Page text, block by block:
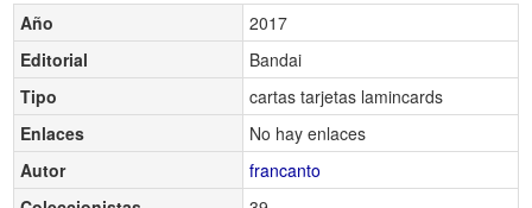
Año
2017
Editorial
Bandai
Tipo
cartas tarjetas lamincards
Enlaces
No hay enlaces
Autor
francanto